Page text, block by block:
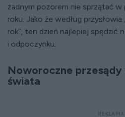
żadnym pozorem nie sprzątać
roku. Jako że według
rok”, ten dzień najlepiej spędzić
i odpoczynku.
Noworoczne
świata